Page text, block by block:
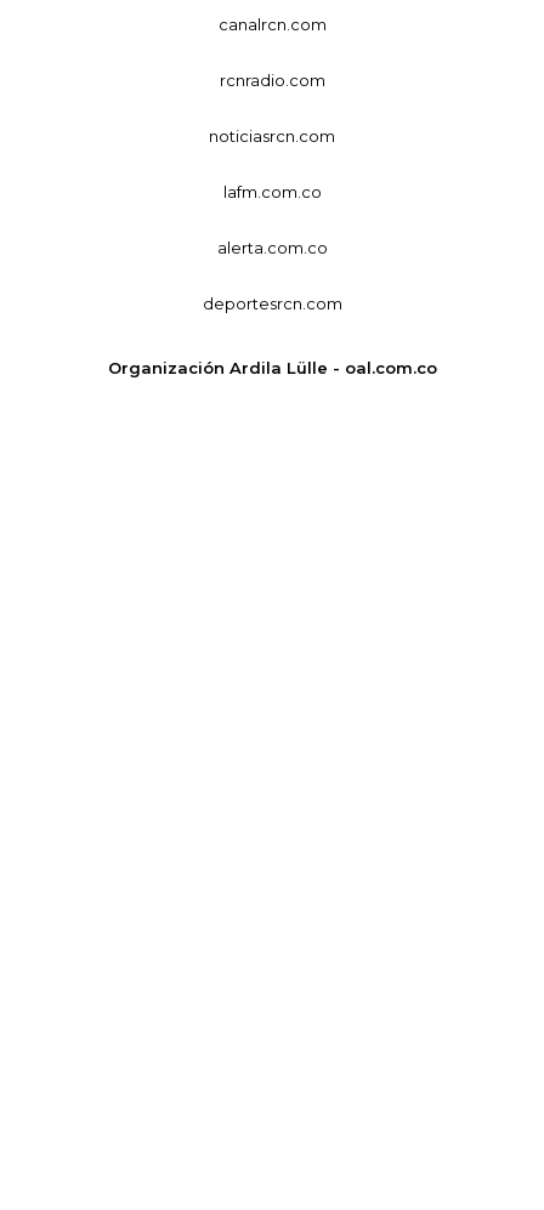
canalrcn.com
rcnradio.com
noticiasrcn.com
lafm.com.co
alerta.com.co
deportesrcn.com
Organización Ardila Lülle - oal.com.co